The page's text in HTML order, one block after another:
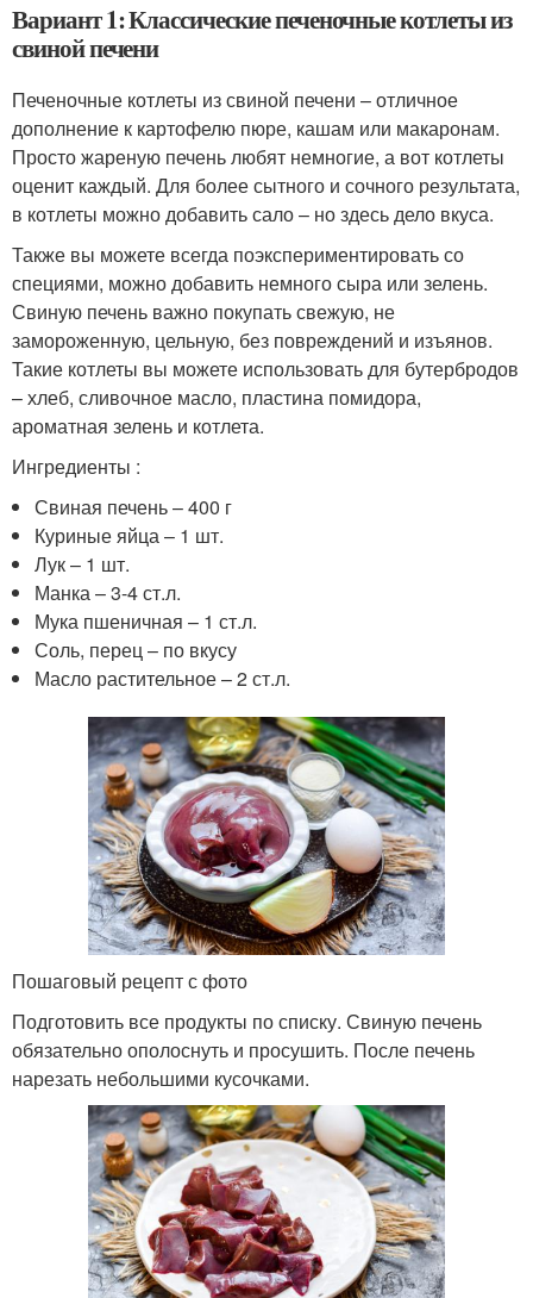
Вариант 1: Классические печеночные котлеты из
свиной печени
Печеночные котлеты из свиной печени – отличное
дополнение к картофелю пюре, кашам или макаронам.
Просто жареную печень любят немногие, а вот котлеты
оценит каждый. Для более сытного и сочного результата,
в котлеты можно добавить сало – но здесь дело вкуса.
Также вы можете всегда поэкспериментировать со
специями, можно добавить немного сыра или зелень.
Свиную печень важно покупать свежую, не
замороженную, цельную, без повреждений и изъянов.
Такие котлеты вы можете использовать для бутербродов
– хлеб, сливочное масло, пластина помидора,
ароматная зелень и котлета.
Ингредиенты :
Свиная печень – 400 г
Куриные яйца – 1 шт.
Лук – 1 шт.
Манка – 3-4 ст.л.
Мука пшеничная – 1 ст.л.
Соль, перец – по вкусу
Масло растительное – 2 ст.л.
Пошаговый рецепт с фото
Подготовить все продукты по списку. Свиную печень
обязательно ополоснуть и просушить. После печень
нарезать небольшими кусочками.